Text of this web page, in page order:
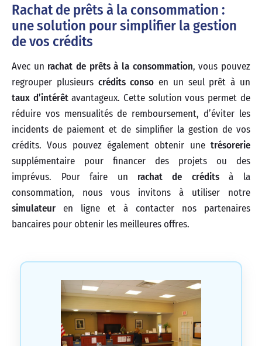
Rachat de prêts à la consommation :
une solution pour simplifier la gestion
de vos crédits
Avec un rachat de prêts à la consommation, vous pouvez
regrouper plusieurs crédits conso en un seul prêt à un
taux d’intérêtavantageux. Cette solution vous permet de
réduire vos mensualités de remboursement, d’éviter les
incidents de paiement et de simplifier la gestion de vos
crédits. Vous pouvez également obtenir une trésorerie
supplémentaire pour financer des projets ou des
imprévus. Pour faire un rachat de créditsà la
consommation, nous vous invitons à utiliser notre
simulateur en ligne et à contacter nos partenaires
bancaires pour obtenir les meilleures offres.